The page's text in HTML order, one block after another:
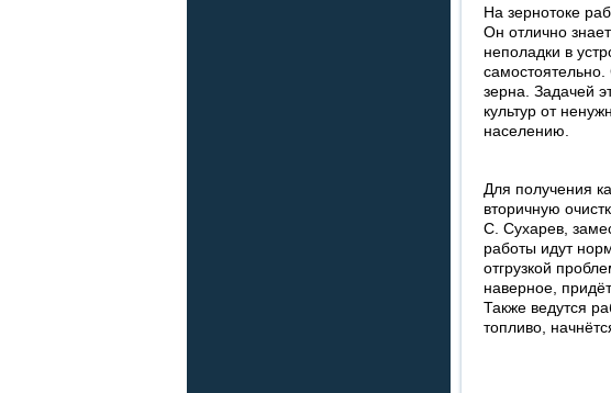
На зернотоке
Он отлично
неполадки в
самостоятельно.
зерна. Задачей
культур от
населению.
Для получения
вторичную
С. Сухарев,
работы идут
отгрузкой
наверное,
Также ведутся
топливо,